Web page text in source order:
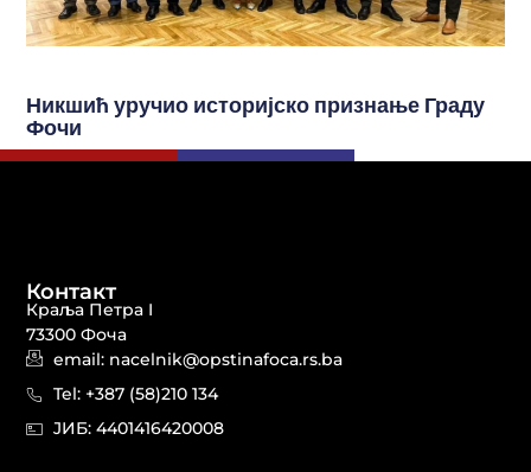
Никшић уручио историјско признање Граду
Фочи
Контакт
Краља Петра I
73300 Фоча
email: nacelnik@opstinafoca.rs.ba
Tel: +387 (58)210 134
JИБ: 44014164​20008